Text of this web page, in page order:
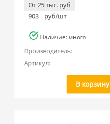
От 25 тыс. руб
903
руб/шт
Наличие: много
Производитель:
Артикул:
В корзину